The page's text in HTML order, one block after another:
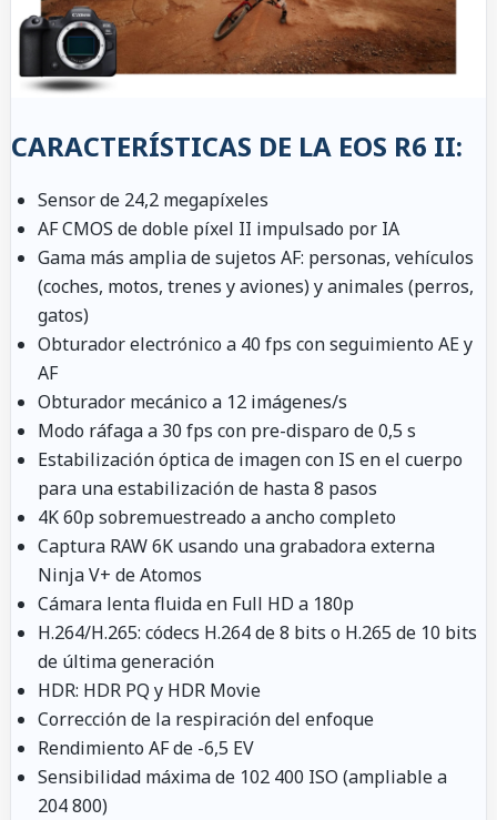
CARACTERÍSTICAS DE LA EOS R6 II:
Sensor de 24,2 megapíxeles
AF CMOS de doble píxel II impulsado por IA
Gama más amplia de sujetos AF: personas, vehículos
(coches, motos, trenes y aviones) y animales (perros,
gatos)
Obturador electrónico a 40 fps con seguimiento AE y
AF
Obturador mecánico a 12 imágenes/s
Modo ráfaga a 30 fps con pre-disparo de 0,5 s
Estabilización óptica de imagen con IS en el cuerpo
para una estabilización de hasta 8 pasos
4K 60p sobremuestreado a ancho completo
Captura RAW 6K usando una grabadora externa
Ninja V+ de Atomos
Cámara lenta fluida en Full HD a 180p
H.264/H.265: códecs H.264 de 8 bits o H.265 de 10 bits
de última generación
HDR: HDR PQ y HDR Movie
Corrección de la respiración del enfoque
Rendimiento AF de -6,5 EV
Sensibilidad máxima de 102 400 ISO (ampliable a
204 800)